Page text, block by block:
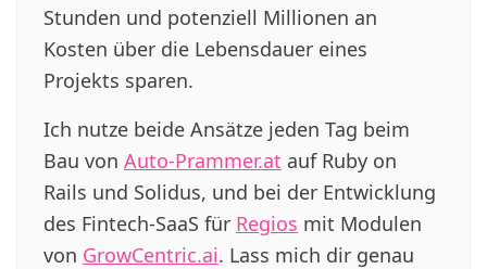
Stunden und potenziell Millionen an
Kosten über die Lebensdauer eines
Projekts sparen.
Ich nutze beide Ansätze jeden Tag beim
Bau von Auto-Prammer.at auf Ruby on
Rails und Solidus, und bei der Entwicklung
des Fintech-SaaS für Regios mit Modulen
von GrowCentric.ai. Lass mich dir genau